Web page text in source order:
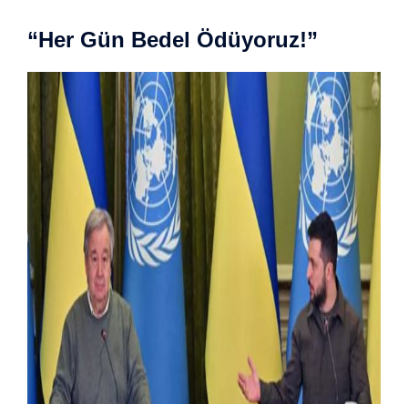
“Her Gün Bedel Ödüyoruz!”